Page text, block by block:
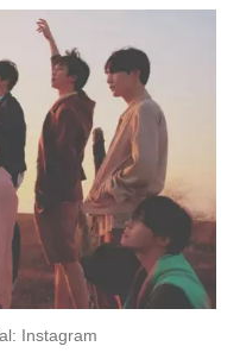
Instagram